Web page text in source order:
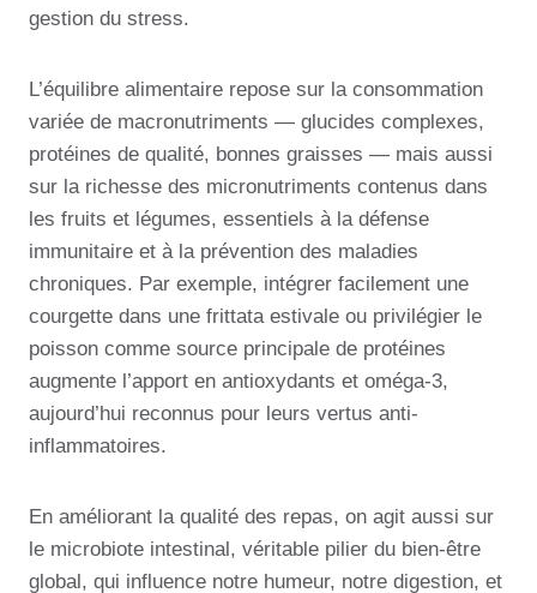
gestion du stress.
L’équilibre alimentaire repose sur la consommation
variée de macronutriments — glucides complexes,
protéines de qualité, bonnes graisses — mais aussi
sur la richesse des micronutriments contenus dans
les fruits et légumes, essentiels à la défense
immunitaire et à la prévention des maladies
chroniques. Par exemple, intégrer facilement une
courgette dans une frittata estivale ou privilégier le
poisson comme source principale de protéines
augmente l’apport en antioxydants et oméga-3,
aujourd’hui reconnus pour leurs vertus anti-
inflammatoires.
En améliorant la qualité des repas, on agit aussi sur
le microbiote intestinal, véritable pilier du bien-être
global, qui influence notre humeur, notre digestion, et